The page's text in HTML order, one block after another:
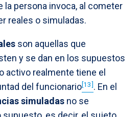
la persona invoca, al cometer
reales o simuladas.
son aquellas que
y se dan en los supuestos
activo realmente tiene el
del funcionario[13]. En el
simuladas no se